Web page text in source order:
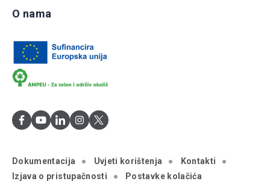
O nama
Dokumentacija Uvjeti korištenja
Kontakti
Izjava o pristupačnosti
Postavke kolačića